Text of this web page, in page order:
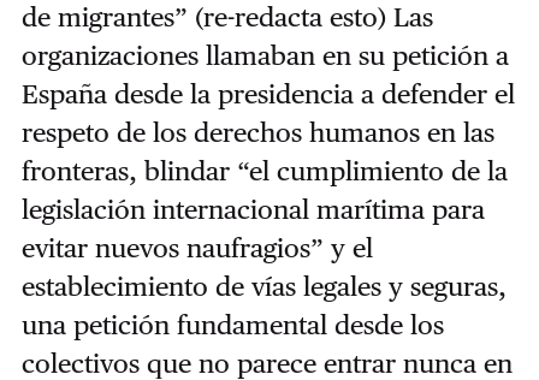
de migrantes” (re-redacta esto) Las
organizaciones llamaban en su petición a
España desde la presidencia a defender el
respeto de los derechos humanos en las
fronteras, blindar “el cumplimiento de la
legislación internacional marítima para
evitar nuevos naufragios” y el
establecimiento de vías legales y seguras,
una petición fundamental desde los
colectivos que no parece entrar nunca en